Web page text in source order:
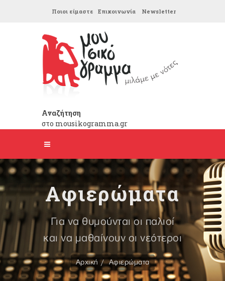
Ποιοι είμαστε Επικοινωνία Newsletter
Αναζήτηση
στο mousikogramma.gr
Αφιερώματα
Για να θυμούνται οι παλιοί
και να μαθαίνουν οι νεότεροι
Αρχική Αφιερώματα